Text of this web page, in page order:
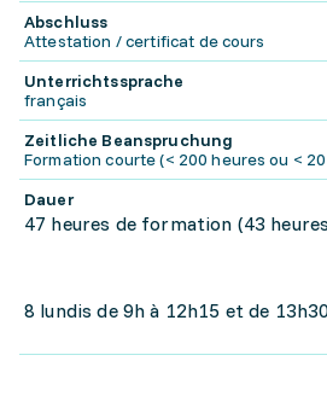
Abschluss
Attestation / certificat de cours
Unterrichtssprache
français
Zeitliche Beanspruchung
Formation courte (< 200 heures ou <
Dauer
47 heures de formation (43
8 lundis de 9h à 12h15 et de